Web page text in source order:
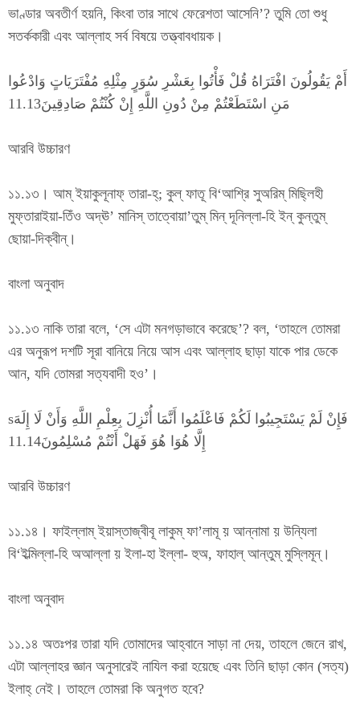
ভাণ্ডার অবতীর্ণ হয়নি, কিংবা তার সাথে ফেরেশতা আসেনি’? তুমি তো শুধু
সতর্ককারী এবং আল্লাহ সর্ব বিষয়ে তত্ত্বাবধায়ক।
أَمْ يَقُولُونَ افْتَرَاهُ قُلْ فَأْتُوا بِعَشْرِ سُوَرٍ مِثْلِهِ مُفْتَرَيَاتٍ وَادْعُوا
مَنِ اسْتَطَعْتُمْ مِنْ دُونِ اللَّهِ إِنْ كُنْتُمْ صَادِقِينَ11.13
আরবি উচ্চারণ
১১.১৩। আম্ ইয়াকুলূনাফ্ তারা-হ্; কুল্ ফাতূ বি‘আশ্রি সুঅরিম্ মিছ্লিহী
মুফ্তারাইয়া-তিঁও অদ্ঊ’ মানিস্ তাত্বোয়া’তুম্ মিন্ দূনিল্লা-হি ইন্ কুন্তুম্
ছোয়া-দিক্বীন্।
বাংলা অনুবাদ
১১.১৩ নাকি তারা বলে, ‘সে এটা মনগড়াভাবে করেছে’? বল, ‘তাহলে তোমরা
এর অনুরূপ দশটি সূরা বানিয়ে নিয়ে আস এবং আল্লাহ ছাড়া যাকে পার ডেকে
আন, যদি তোমরা সত্যবাদী হও’।
sفَإِنْ لَمْ يَسْتَجِيبُوا لَكُمْ فَاعْلَمُوا أَنَّمَا أُنْزِلَ بِعِلْمِ اللَّهِ وَأَنْ لَا إِلَهَ
إِلَّا هُوَا هُوَ فَهَلْ أَنْتُمْ مُسْلِمُونَ11.14
আরবি উচ্চারণ
১১.১৪। ফাইল্লাম্ ইয়াস্তাজ্বীবূ লাকুম্ ফা’লামূ য় আন্নামা য় উন্যিলা
বি‘ইল্মিল্লা-হি অআল্লা য় ইলা-হা ইল্লা- হুঅ, ফাহাল্ আন্তুম্ মুস্লিমূন্।
বাংলা অনুবাদ
১১.১৪ অতঃপর তারা যদি তোমাদের আহ্বানে সাড়া না দেয়, তাহলে জেনে রাখ,
এটা আল্লাহর জ্ঞান অনুসারেই নাযিল করা হয়েছে এবং তিনি ছাড়া কোন (সত্য)
ইলাহ্ নেই। তাহলে তোমরা কি অনুগত হবে?